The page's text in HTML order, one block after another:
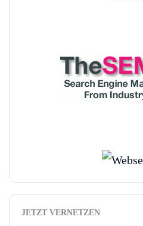
JETZT VERNETZEN